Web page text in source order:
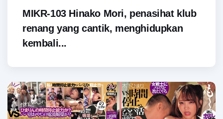
MIKR-103 Hinako Mori, penasihat klub
renang yang cantik, menghidupkan
kembali...